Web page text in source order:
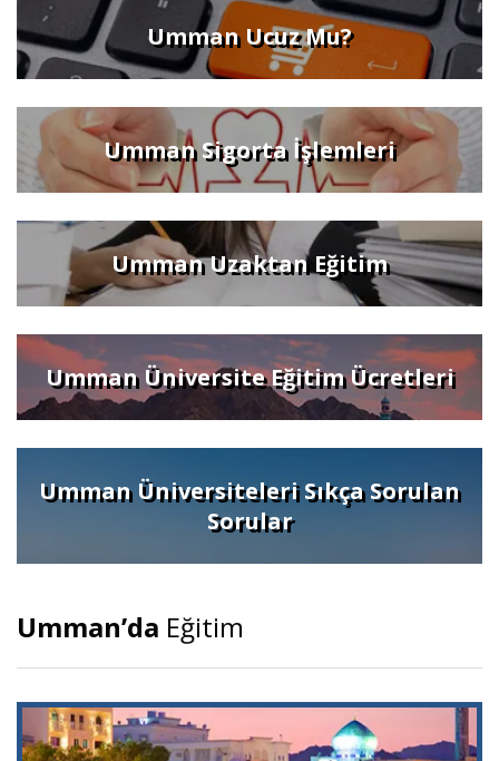
Umman Ucuz Mu?
Umman Sigorta İşlemleri
Umman Uzaktan Eğitim
Umman Üniversite Eğitim Ücretleri
Umman Üniversiteleri Sıkça Sorulan
Sorular
Umman’da Eğitim